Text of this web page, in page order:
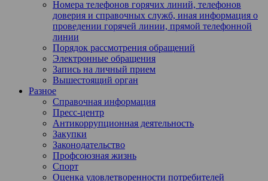
Номера телефонов горячих линий, телефонов
доверия и справочных служб, иная информация о
проведении горячей линии, прямой телефонной
линии
Порядок рассмотрения обращений
Электронные обращения
Запись на личный прием
Вышестоящий орган
Разное
Справочная информация
Пресс-центр
Антикоррупционная деятельность
Закупки
Законодательство
Профсоюзная жизнь
Спорт
Оценка удовлетворенности потребителей